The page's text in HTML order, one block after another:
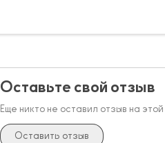
Оставьте свой отзыв
Еще никто не оставил отзыв на
Оставить отзыв